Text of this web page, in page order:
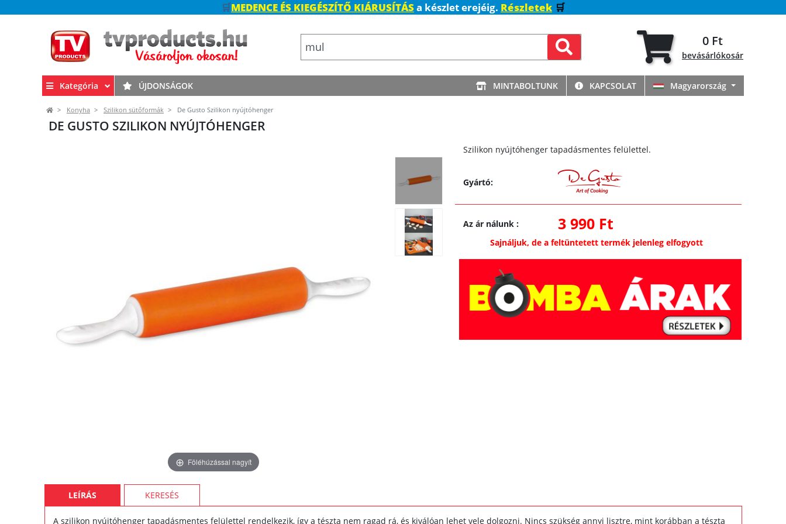
🛒MEDENCE ÉS KIEGÉSZÍTŐ KIÁRUSÍTÁSa készlet erejéig. Részletek 🛒
0 Ft
bevásárlókosár
Kategória ÚJDONSÁGOK MINTABOLTUNK KAPCSOLAT Magyarország
Konyha Szilikon sütőformák De Gusto Szilikon nyújtóhenger
DE GUSTO SZILIKON NYÚJTÓHENGER
Föléhúzással nagyít
Szilikon nyújtóhenger tapadásmentes felülettel.
Gyártó:
Az ár nálunk: 3 990 Ft
Sajnáljuk, de a feltüntetett termék jelenleg elfogyott
LEÍRÁS KERESÉS
A szilikon nyújtóhenger tapadásmentes felülettel rendelkezik, így a tészta nem ragad rá, és kiválóan lehet vele dolgozni. Nincs szükség annyi lisztre, mint korábban a tészta